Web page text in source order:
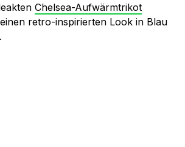
Chelsea-Aufwärmtrikot
retro-inspirierten Look in Blau